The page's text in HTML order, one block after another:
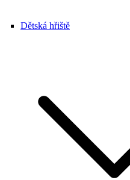
Dětská hřiště